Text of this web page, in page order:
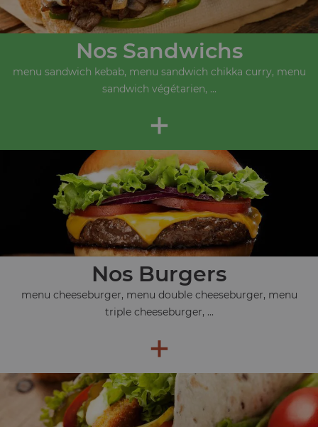
Nos Sandwichs
menu sandwich kebab, menu sandwich chikka curry, menu
sandwich végétarien, ...
+
Nos Burgers
menu cheeseburger, menu double cheeseburger, menu
triple cheeseburger, ...
+